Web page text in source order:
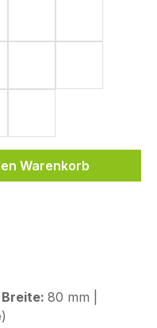
Warenkorb
Breite: 80 mm |